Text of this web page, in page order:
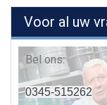
Voor al uw
Bel ons:
0345-515262